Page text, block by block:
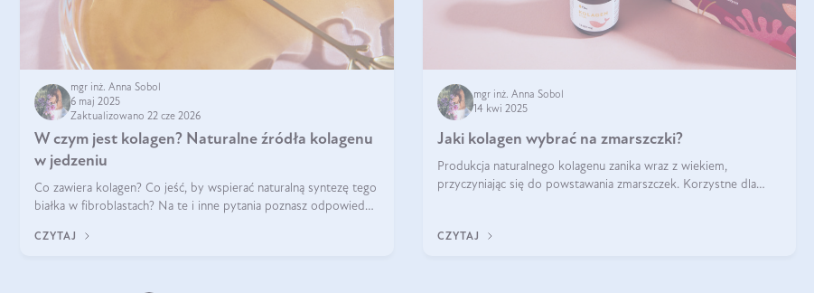
mgr inż. Anna Sobol
6 maj 2025
Zaktualizowano 22 cze 2026
W czym jest kolagen? Naturalne źródła kolagenu
w jedzeniu
Co zawiera kolagen? Co jeść, by wspierać naturalną syntezę tego
białka w fibroblastach? Na te i inne pytania poznasz odpowiedź
CZYTAJ
mgr inż. Anna Sobol
14 kwi 2025
Jaki kolagen wybrać na zmarszczki?
Produkcja naturalnego kolagenu zanika wraz z wiekiem,
przyczyniając się do powstawania zmarszczek. Korzystne dla
CZYTAJ